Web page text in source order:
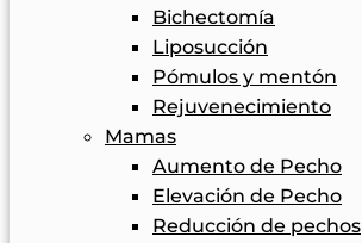
Bichectomía
Liposucción
Pómulos y mentón
Rejuvenecimiento
Mamas
Aumento de Pecho
Elevación de Pecho
Reducción de pechos